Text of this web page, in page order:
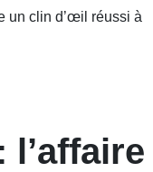
un clin d’œil réussi à